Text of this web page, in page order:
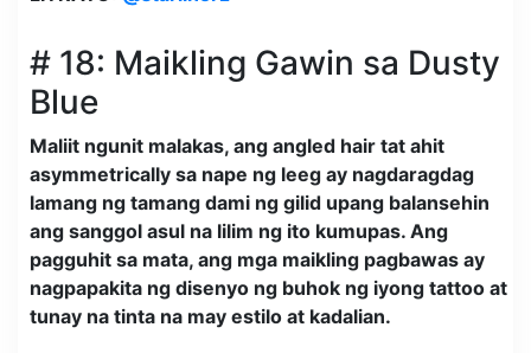
# 18: Maikling Gawin sa Dusty
Blue
Maliit ngunit malakas, ang angled hair tat ahit
asymmetrically sa nape ng leeg ay nagdaragdag
lamang ng tamang dami ng gilid upang balansehin
ang sanggol asul na lilim ng ito kumupas. Ang
pagguhit sa mata, ang mga maikling pagbawas ay
nagpapakita ng disenyo ng buhok ng iyong tattoo at
tunay na tinta na may estilo at kadalian.